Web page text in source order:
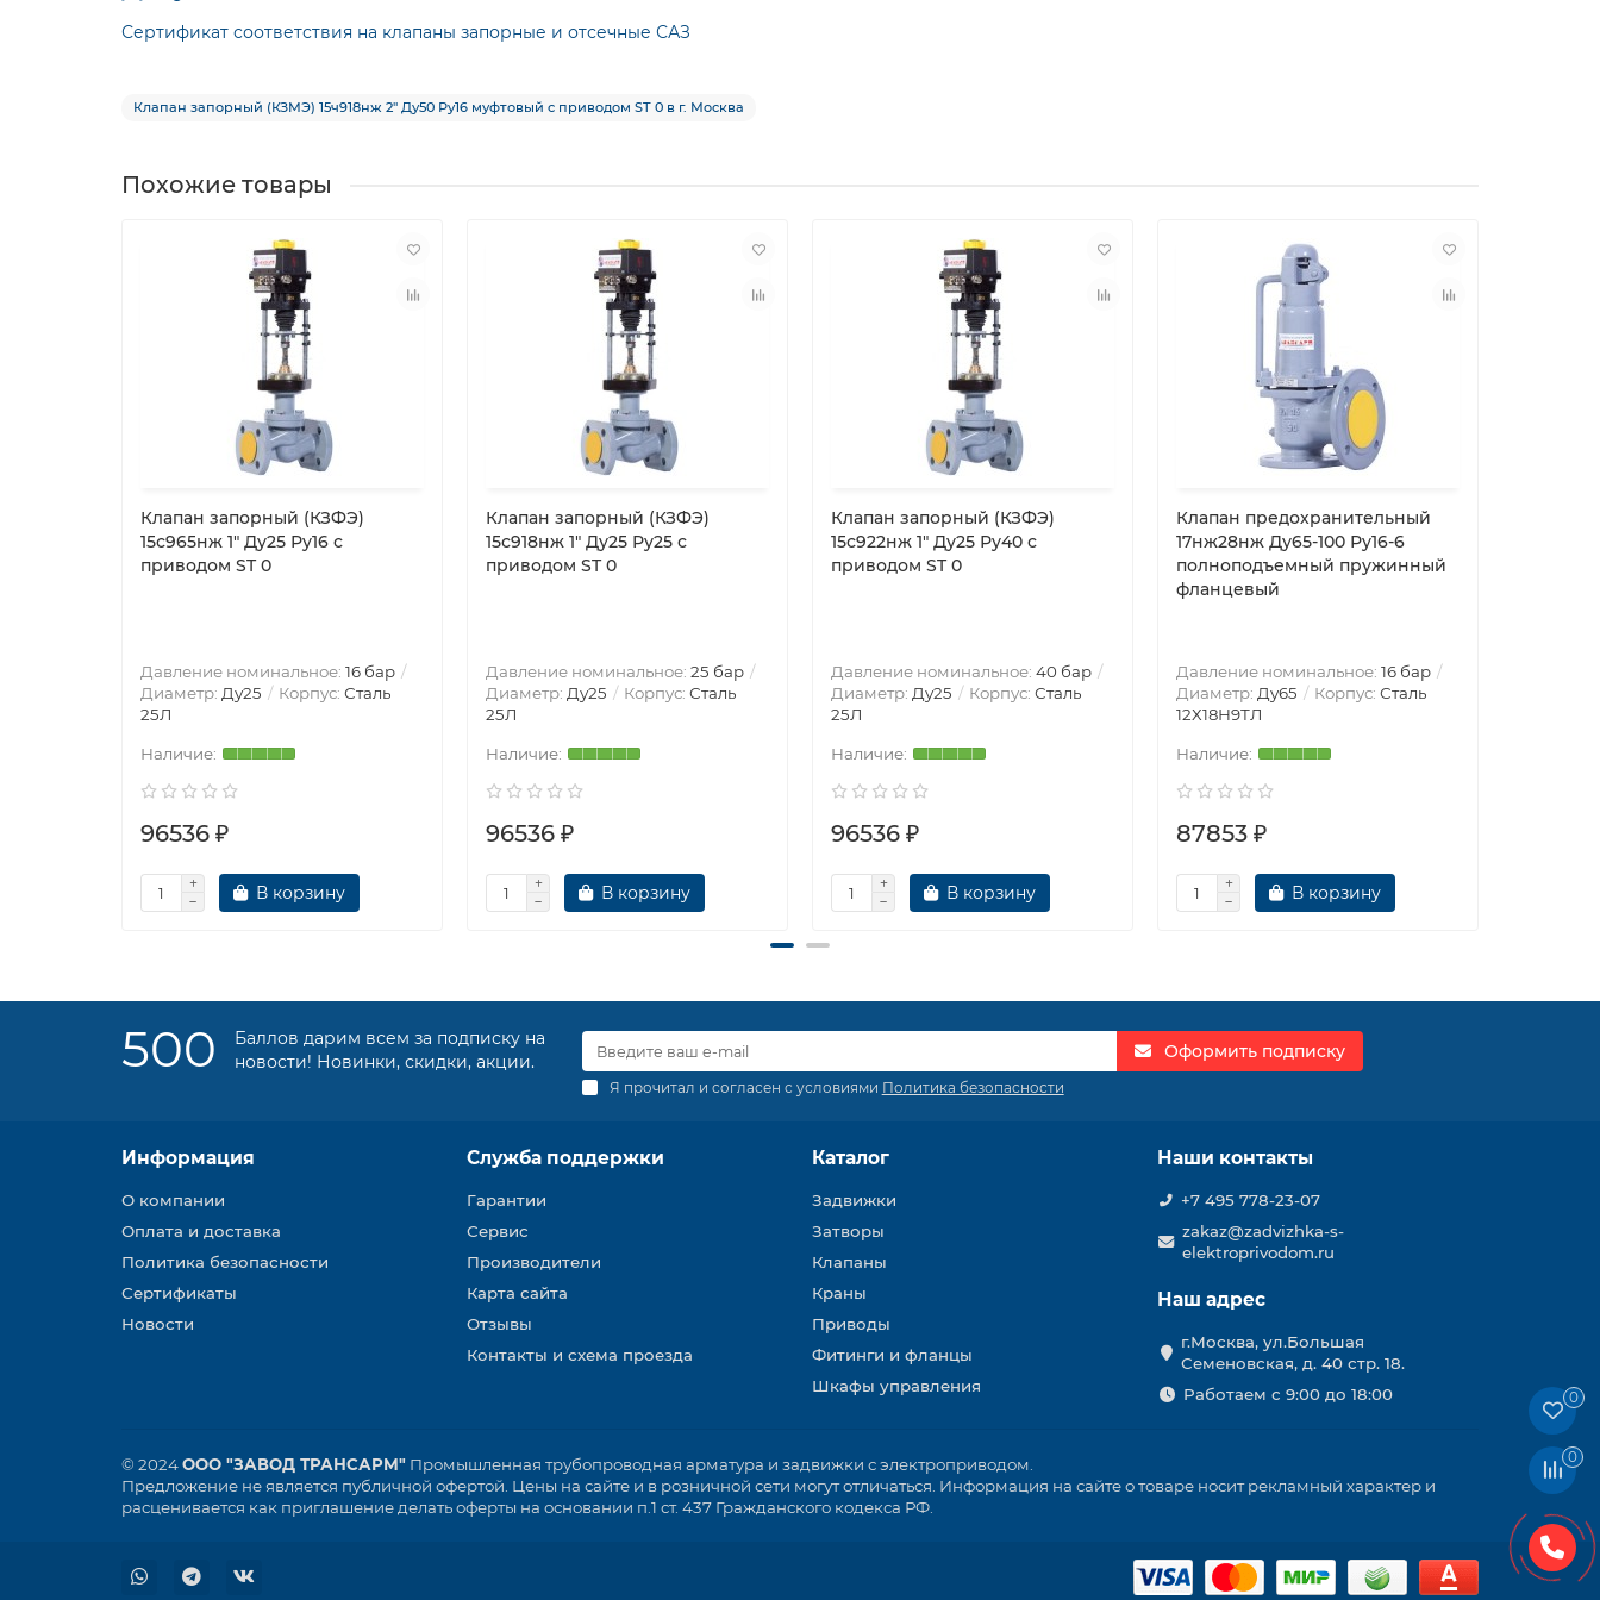
Сертификат соответствия на клапаны запорные и отсечные САЗ
Клапан запорный (КЗМЭ) 15ч918нж 2″ Ду50 Ру16 муфтовый с приводом ST 0 в г. Москва
Похожие товары
Клапан запорный (КЗФЭ)
15с965нж 1″ Ду25 Ру16 с
приводом ST 0
Давление номинальное: 16 бар
Диаметр: Ду25 Корпус: Сталь
25Л
96536 ₽
В корзину
Клапан запорный (КЗФЭ)
15с918нж 1″ Ду25 Ру25 с
приводом ST 0
Давление номинальное: 25 бар
Диаметр: Ду25 Корпус: Сталь
25Л
96536 ₽
В корзину
Клапан запорный (КЗФЭ)
15с922нж 1″ Ду25 Ру40 с
приводом ST 0
Давление номинальное: 40 бар
Диаметр: Ду25 Корпус: Сталь
25Л
96536 ₽
В корзину
Клапан предохранительный
17нж28нж Ду65-100 Ру16-6
полноподъемный пружинный
фланцевый
Давление номинальное: 16 бар
Диаметр: Ду65 Корпус: Сталь
12Х18Н9ТЛ
87853 ₽
В корзину
500
Баллов дарим всем за подписку на
новости! Новинки, скидки, акции.
Оформить подписку
Я прочитал и согласен с условиями Политика безопасности
Информация
О компании
Оплата и доставка
Политика безопасности
Сертификаты
Новости
Служба поддержки
Гарантии
Сервис
Производители
Карта сайта
Отзывы
Контакты и схема проезда
Каталог
Задвижки
Затворы
Клапаны
Краны
Приводы
Фитинги и фланцы
Шкафы управления
Наши контакты
+7 495 778-23-07
zakaz@zadvizhka-s-
elektroprivodom.ru
Наш адрес
г.Москва, ул.Большая
Семеновская, д. 40 стр. 18.
Работаем с 9:00 до 18:00
© 2024ООО "ЗАВОД ТРАНСАРМ" Промышленная трубопроводная арматура и задвижки с электроприводом.
Предложение не является публичной офертой. Цены на сайте и в розничной сети могут отличаться. Информация на сайте о товаре носит рекламный характер и
расценивается как приглашение делать оферты на основании п.1 ст. 437 Гражданского кодекса РФ.
0
0